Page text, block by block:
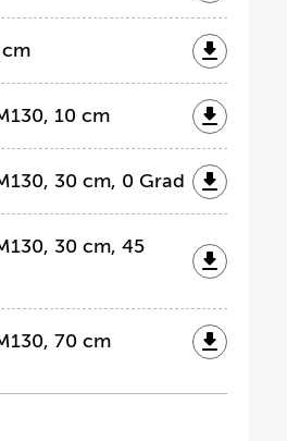
10 cm
30 cm, 0 Grad
30 cm, 45
70 cm